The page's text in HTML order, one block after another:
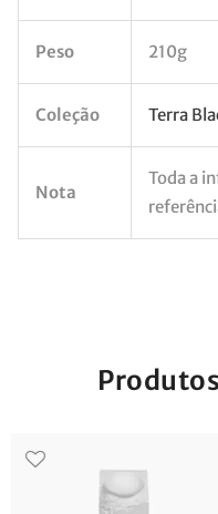
Peso 210g
Coleção Terra
Nota
Toda a